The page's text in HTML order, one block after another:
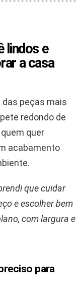
lindos e
a casa
das peças mais
redondo de
quer
acabamento
que cuidar
e escolher bem
com largura e
para